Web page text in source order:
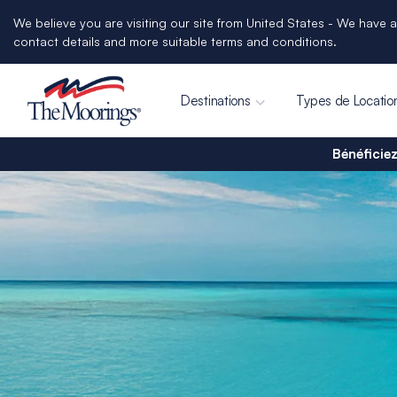
We believe you are visiting our site from United States - We
contact details and more suitable terms and conditions.
Destinations Types de